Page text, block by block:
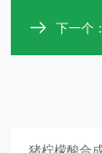
下一个：